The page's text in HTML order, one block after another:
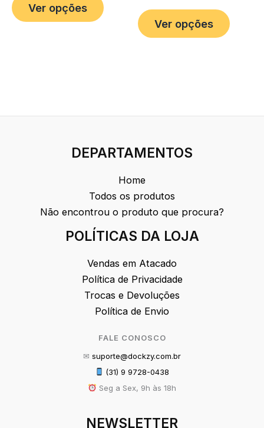
Ver opções
Ver opções
DEPARTAMENTOS
Home
Todos os produtos
Não encontrou o produto que procura?
POLÍTICAS DA LOJA
Vendas em Atacado
Política de Privacidade
Trocas e Devoluções
Política de Envio
FALE CONOSCO
✉ suporte@dockzy.com.br
(31) 9 9728-0438
Seg a Sex, 9h às 18h
NEWSLETTER